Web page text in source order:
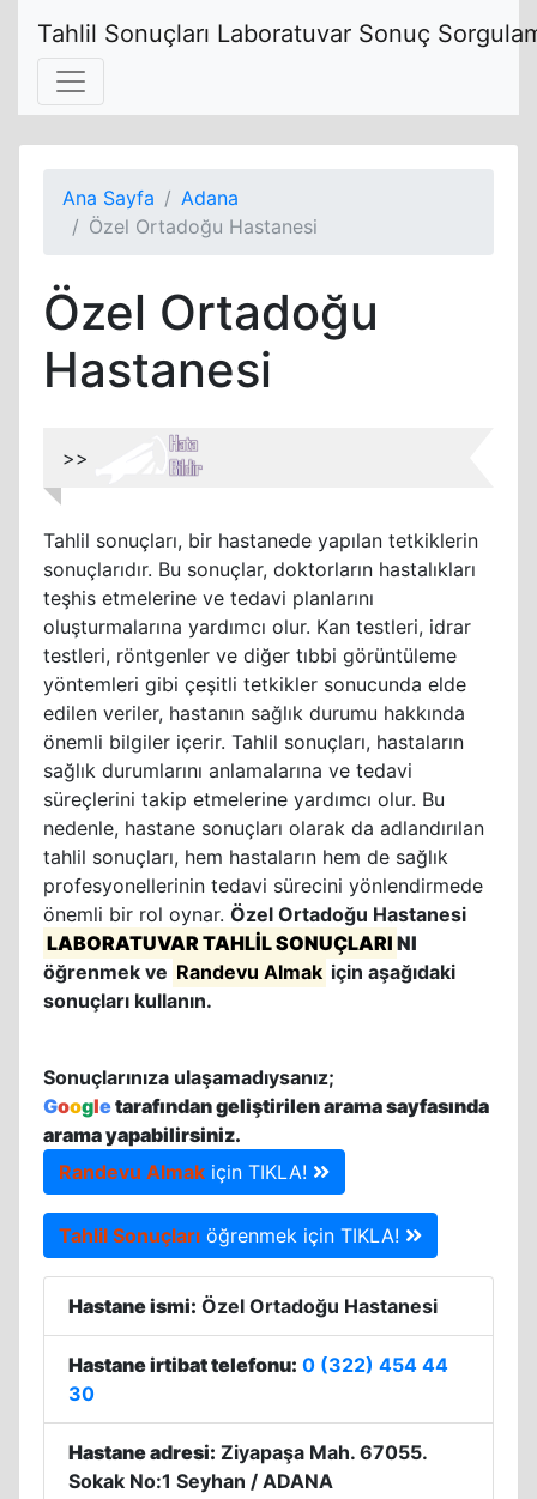
Tahlil Sonuçları Laboratuvar Sonuç
Ana Sayfa
Adana
Özel Ortadoğu Hastanesi
Özel Ortadoğu
Hastanesi
>>
Tahlil sonuçları, bir hastanede yapılan tetkiklerin
sonuçlarıdır. Bu sonuçlar, doktorların hastalıkları
teşhis etmelerine ve tedavi planlarını
oluşturmalarına yardımcı olur. Kan testleri, idrar
testleri, röntgenler ve diğer tıbbi görüntüleme
yöntemleri gibi çeşitli tetkikler sonucunda elde
edilen veriler, hastanın sağlık durumu hakkında
önemli bilgiler içerir. Tahlil sonuçları, hastaların
sağlık durumlarını anlamalarına ve tedavi
süreçlerini takip etmelerine yardımcı olur. Bu
nedenle, hastane sonuçları olarak da adlandırılan
tahlil sonuçları, hem hastaların hem de sağlık
profesyonellerinin tedavi sürecini yönlendirmede
önemli bir rol oynar. Özel Ortadoğu Hastanesi
LABORATUVAR TAHLİL SONUÇLARI NI
öğrenmek ve Randevu Almak için aşağıdaki
sonuçları kullanın.
Sonuçlarınıza ulaşamadıysanız;
Googletarafından geliştirilen arama sayfasında
arama yapabilirsiniz.
Randevu Almak için TIKLA!
Tahlil Sonuçları öğrenmek için TIKLA!
Hastane ismi: Özel Ortadoğu Hastanesi
Hastane irtibat telefonu: 0 (322) 454 44
30
Hastane adresi: Ziyapaşa Mah. 67055.
Sokak No:1 Seyhan / ADANA